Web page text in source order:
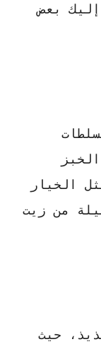
بعض
الخيار
من زيت
حيث